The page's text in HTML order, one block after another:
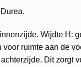
Wijdte H:
ruimte aan de
Dit zorgt